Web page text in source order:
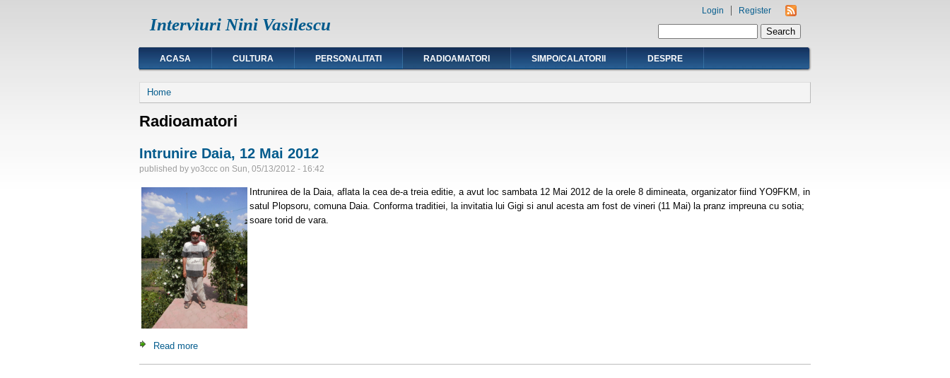
Interviuri Nini Vasilescu
Login Register
ACASA CULTURA PERSONALITATI RADIOAMATORI SIMPO/CALATORII DESPRE
You are here
Home
Radioamatori
Intrunire Daia, 12 Mai 2012
published by yo3ccc on Sun, 05/13/2012 - 16:42
Intrunirea de la Daia, aflata la cea de-a treia editie, a avut loc sambata 12 Mai 2012 de la orele 8 dimineata, organizator fiind YO9FKM, in
satul Plopsoru, comuna Daia. Conforma traditiei, la invitatia lui Gigi si anul acesta am fost de vineri (11 Mai) la pranz impreuna cu sotia;
soare torid de vara.
Read more